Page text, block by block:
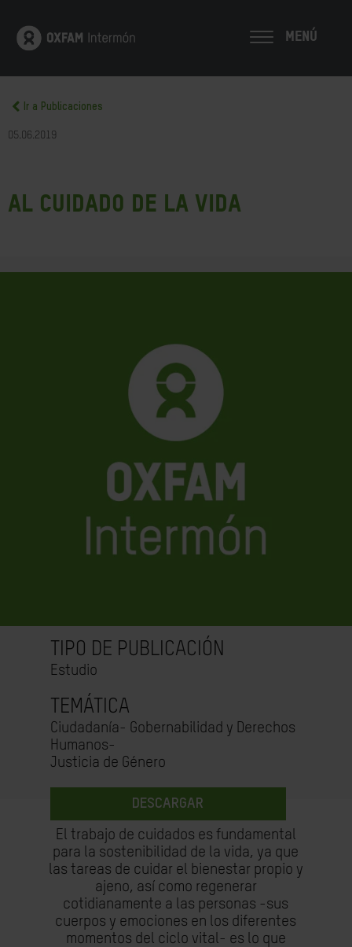
MENÚ
Ir a Publicaciones
05.06.2019
Al cuidado de la vida
TIPO DE PUBLICACIÓN
Estudio
TEMÁTICA
Ciudadanía- Gobernabilidad y Derechos
Humanos-
Justicia de Género
DESCARGAR
El trabajo de cuidados es fundamental
para la sostenibilidad de la vida, ya que
las tareas de cuidar el bienestar propio y
ajeno, así como regenerar
cotidianamente a las personas -sus
cuerpos y emociones en los diferentes
momentos del ciclo vital- es lo que